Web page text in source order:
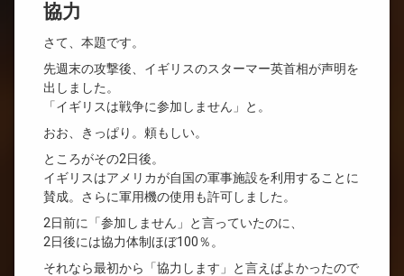
協力
さて、本題です。
先週末の攻撃後、イギリスのスターマー英首相が声明を
出しました。
「イギリスは戦争に参加しません」と。
おお、きっぱり。頼もしい。
ところがその2日後。
イギリスはアメリカが自国の軍事施設を利用することに
賛成。さらに軍用機の使用も許可しました。
2日前に「参加しません」と言っていたのに、
2日後には協力体制ほぼ100％。
それなら最初から「協力します」と言えばよかったので